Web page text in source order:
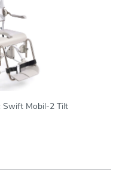
Swift Mobil-2 Tilt